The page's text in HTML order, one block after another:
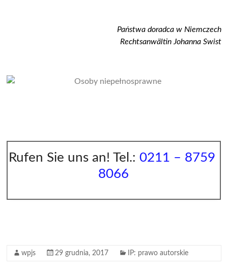
Państwa doradca w Niemczech
Rechtsanwältin Johanna Swist
Rufen Sie uns an! Tel.: 0211 – 8759
8066
wpjs 29 grudnia, 2017 IP: prawo autorskie